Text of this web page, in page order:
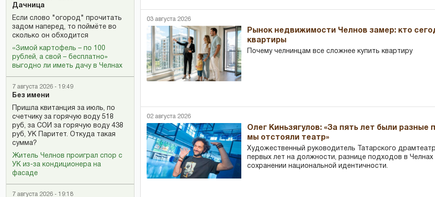
Дачница
Если слово "огород" прочитать
задом наперед, то поймёте во
сколько он обходится
«Зимой картофель – по 100
рублей, а свой – бесплатно»
выгодно ли иметь дачу в Челнах
7 августа 2026 - 19:49
Без имени
Пришла квитанция за июль, по
счетчику за горячую воду 518
руб, за СОИ за горячую воду 438
руб, УК Паритет. Откуда такая
сумма?
Житель Челнов проиграл спор с
УК из-за кондиционера на
фасаде
7 августа 2026 - 19:18
03 августа 2026
Рынок недвижимости Челнов замер: кто
квартиры
Почему челнинцам все сложнее купить квартиру
02 августа 2026
Олег Киньзягулов: «За пять лет были разные
мы отстояли театр»
Художественный руководитель Татарского
первых лет на должности, разнице подходов в Челнах
сохранении национальной идентичности.